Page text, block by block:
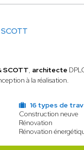
SCOTT
SCOTT, architecte
à la réalisation.
16 types de
Construction neuve
Rénovation
Rénovation